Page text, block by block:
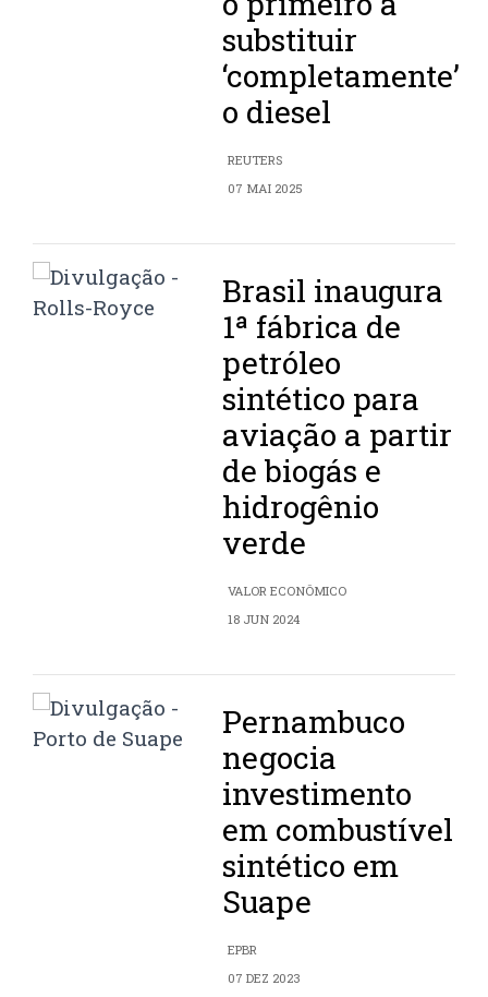
substituir
‘completamente’
o diesel
REUTERS
07 MAI 2025
Brasil inaugura
1ª fábrica de
petróleo
sintético para
aviação a partir
de biogás e
hidrogênio
verde
VALOR ECONÔMICO
18 JUN 2024
Pernambuco
negocia
investimento
em combustível
sintético em
Suape
EPBR
07 DEZ 2023